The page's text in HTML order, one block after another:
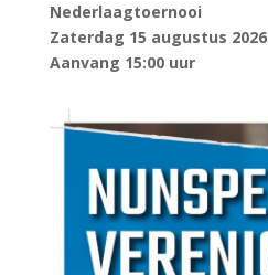
Nederlaagtoernooi
Zaterdag 15 augustus 2026
Aanvang 15:00 uur